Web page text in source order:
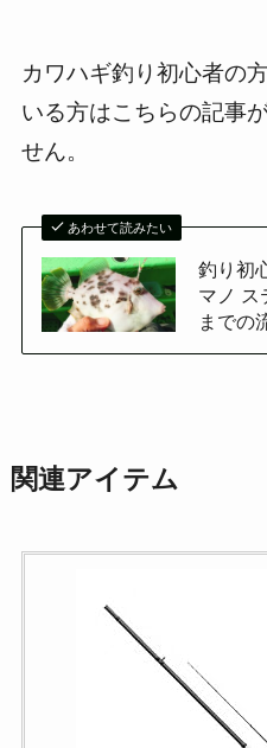
カワハギ釣り初心者の
いる方はこちらの記事
せん。
あわせて読みたい
釣り初
マノ ス
までの
関連アイテム